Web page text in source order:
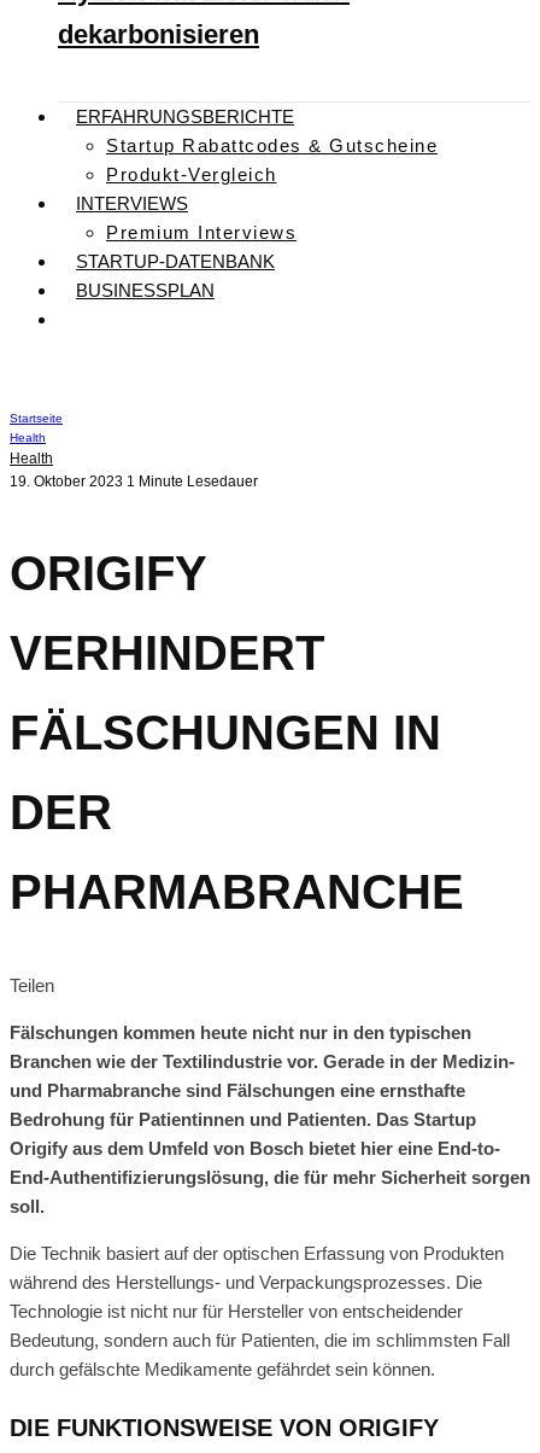
dekarbonisieren
ERFAHRUNGSBERICHTE
Startup Rabattcodes & Gutscheine
Produkt-Vergleich
INTERVIEWS
Premium Interviews
STARTUP-DATENBANK
BUSINESSPLAN
Startseite
Health
Health
19. Oktober 2023 1 Minute Lesedauer
ORIGIFY
VERHINDERT
FÄLSCHUNGEN IN
DER
PHARMABRANCHE
Teilen
Fälschungen kommen heute nicht nur in den typischen
Branchen wie der Textilindustrie vor. Gerade in der Medizin-
und Pharmabranche sind Fälschungen eine ernsthafte
Bedrohung für Patientinnen und Patienten. Das Startup
Origify aus dem Umfeld von Bosch bietet hier eine End-to-
End-Authentifizierungslösung, die für mehr Sicherheit sorgen
soll.
Die Technik basiert auf der optischen Erfassung von Produkten
während des Herstellungs- und Verpackungsprozesses. Die
Technologie ist nicht nur für Hersteller von entscheidender
Bedeutung, sondern auch für Patienten, die im schlimmsten Fall
durch gefälschte Medikamente gefährdet sein können.
DIE FUNKTIONSWEISE VON ORIGIFY